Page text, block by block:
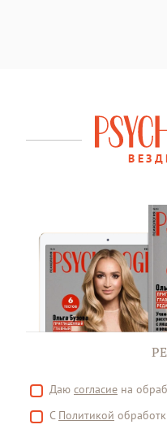
Даю согласие на
С Политикой